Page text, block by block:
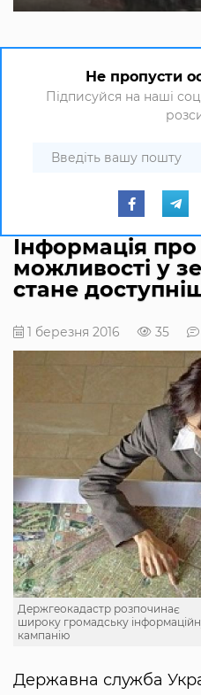
Не пропусти
Підписуйся на наші
Інформація
можливості у
стане
1 березня 2016 35
Держгеокадастр розпочинає
широку громадську
кампанію
Державна служба